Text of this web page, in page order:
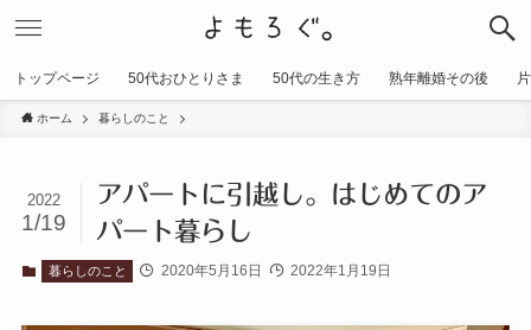
トップページ 50代おひとりさま 50代の生き方 熟年離婚その後
ホーム 暮らしのこと
アパートに引越し。はじめてのア
パート暮らし
2022
1/19
暮らしのこと 2020年5月16日 2022年1月19日